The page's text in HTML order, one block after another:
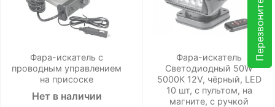
Перезвоните мне
Фара-искатель с
проводным управлением
на присоске
Нет в наличии
Фара-искатель
Светодиодный 50W
5000К 12V, чёрный, LED
10 шт, с пультом, на
магните, с ручкой